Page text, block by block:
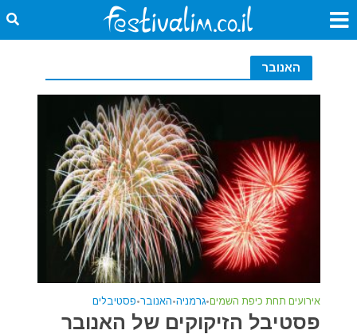
האנובר
אירועים תחת כיפת השמים•גרמניה•האנובר•פסטיבלים
פסטיבל הזיקוקים של האנובר